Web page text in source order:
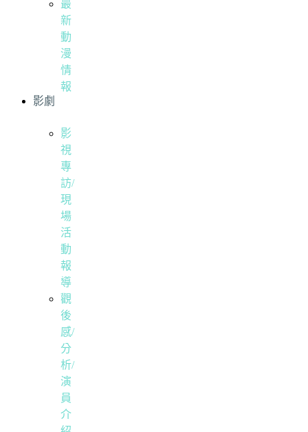
最
新
動
漫
情
報
影劇
影
視
專
訪/
現
場
活
動
報
導
觀
後
感/
分
析/
演
員
介